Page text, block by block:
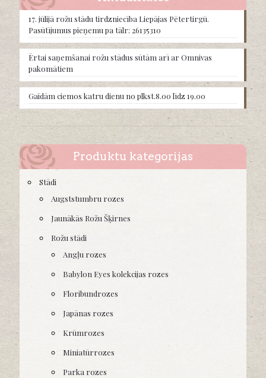
chosen
on
product
page
17. jūlijā rožu stādu tirdzniecība Liepājas Pētertirgū.
Pasūtījumus pieņemu pa tālr: 26135310
Ērtai saņemšanai rožu stādus sūtām arī ar Omnivas
pakomātiem
Gaidām ciemos katru dienu no plkst.8.00 līdz 19.00
Produktu kategorijas
Stādi
Augststumbru rozes
Jaunākās Rožu Šķirnes
Rožu stādi
Angļu rozes
Babylon Eyes kolekcijas rozes
Floribundrozes
Japānas rozes
Krūmrozes
Miniatūrrozes
Parka rozes